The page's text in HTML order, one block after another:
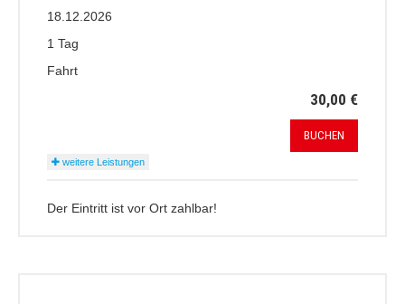
18.12.2026
1 Tag
Fahrt
30,00 €
BUCHEN
weitere Leistungen
Der Eintritt ist vor Ort zahlbar!